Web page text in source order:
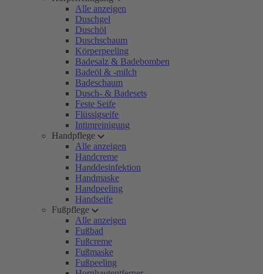
Alle anzeigen
Duschgel
Duschöl
Duschschaum
Körperpeeling
Badesalz & Badebomben
Badeöl & -milch
Badeschaum
Dusch- & Badesets
Feste Seife
Flüssigseife
Intimreinigung
Handpflege
Alle anzeigen
Handcreme
Handdesinfektion
Handmaske
Handpeeling
Handseife
Fußpflege
Alle anzeigen
Fußbad
Fußcreme
Fußmaske
Fußpeeling